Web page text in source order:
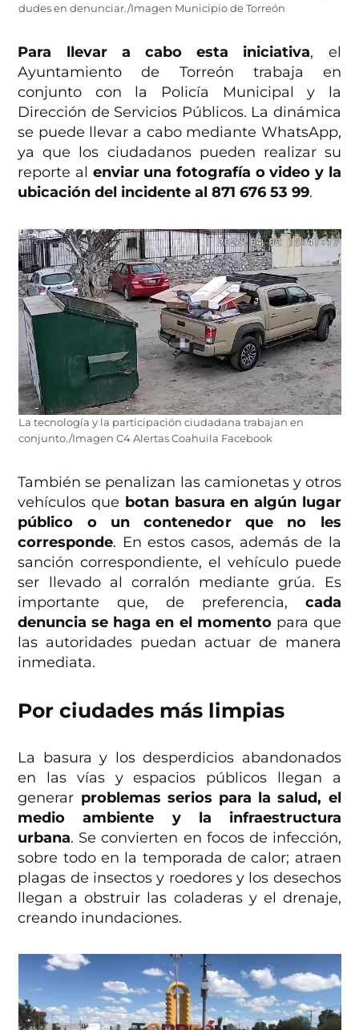
dudes en denunciar./Imagen Municipio de Torreón
Para llevar a cabo esta iniciativa, el
Ayuntamiento de Torreón trabaja en
conjunto con la Policía Municipal y la
Dirección de Servicios Públicos. La dinámica
se puede llevar a cabo mediante WhatsApp,
ya que los ciudadanos pueden realizar su
reporte al enviar una fotografía o video y la
ubicación del incidente al 871 676 53 99.
La tecnología y la participación ciudadana trabajan en
conjunto./Imagen C4 Alertas Coahuila Facebook
También se penalizan las camionetas y otros
vehículos que botan basura en algún lugar
público o un contenedor que no les
corresponde. En estos casos, además de la
sanción correspondiente, el vehículo puede
ser llevado al corralón mediante grúa. Es
importante que, de preferencia, cada
denuncia se haga en el momentopara que
las autoridades puedan actuar de manera
inmediata.
Por ciudades más limpias
La basura y los desperdicios abandonados
en las vías y espacios públicos llegan a
generar problemas serios para la salud, el
medio ambiente y la infraestructura
urbana. Se convierten en focos de infección,
sobre todo en la temporada de calor; atraen
plagas de insectos y roedores y los desechos
llegan a obstruir las coladeras y el drenaje,
creando inundaciones.